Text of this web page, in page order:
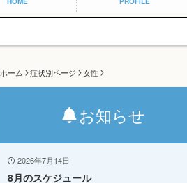
ホーム 症状別ページ 女性
お知らせ
2026年7月14日
8月のスケジュール